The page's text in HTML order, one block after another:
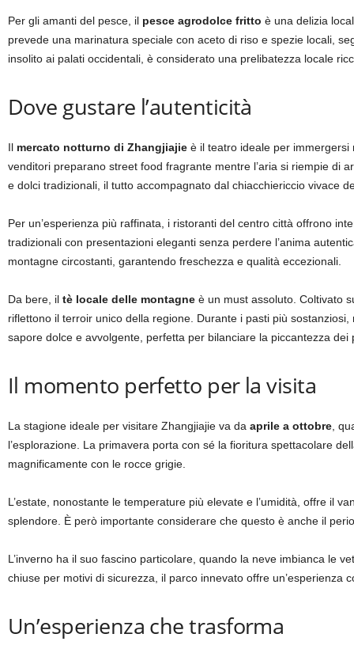
Per gli amanti del pesce, il pesce agrodolce fritto è una delizia
prevede una marinatura speciale con aceto di riso e spezie locali,
insolito ai palati occidentali, è considerato una prelibatezza locale
Dove gustare l’autenticità
Il mercato notturno di Zhangjiajie è il teatro ideale per
venditori preparano street food fragrante mentre l’aria si riempie di
e dolci tradizionali, il tutto accompagnato dal chiacchiericcio vivace
Per un’esperienza più raffinata, i ristoranti del centro città offrono
tradizionali con presentazioni eleganti senza perdere l’anima
montagne circostanti, garantendo freschezza e qualità eccezionali.
Da bere, il tè locale delle montagne è un must assoluto. Coltivato
riflettono il terroir unico della regione. Durante i pasti più
sapore dolce e avvolgente, perfetta per bilanciare la piccantezza dei
Il momento perfetto per la visita
La stagione ideale per visitare Zhangjiajie va da aprile a ottobre ,
l’esplorazione. La primavera porta con sé la fioritura spettacolare
magnificamente con le rocce grigie.
L’estate, nonostante le temperature più elevate e l’umidità, offre il
splendore. È però importante considerare che questo è anche il
L’inverno ha il suo fascino particolare, quando la neve imbianca le
chiuse per motivi di sicurezza, il parco innevato offre
Un’esperienza che trasforma